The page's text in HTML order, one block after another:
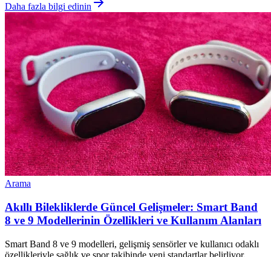
Daha fazla bilgi edinin
Arama
Akıllı Bilekliklerde Güncel Gelişmeler: Smart Band
8 ve 9 Modellerinin Özellikleri ve Kullanım Alanları
Smart Band 8 ve 9 modelleri, gelişmiş sensörler ve kullanıcı odaklı
özellikleriyle sağlık ve spor takibinde yeni standartlar belirliyor,